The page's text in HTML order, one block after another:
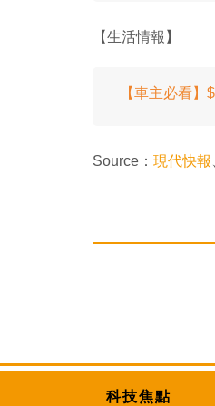
【生活情報】
【車主必看
Source： 現代快報
科技焦點